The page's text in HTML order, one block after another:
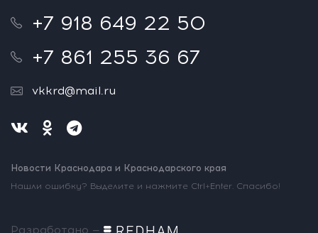
+7 918 649 22 50
+7 861 255 36 67
vkkrd@mail.ru
Новости Краснодара и Краснодарского края
Нашли ошибку? Выделите и нажмите Ctrl+Enter. Спасибо!
Разработано —